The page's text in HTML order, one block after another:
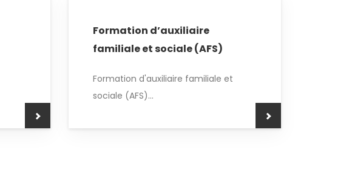
Formation d’auxiliaire
familiale et sociale (AFS)
Formation d'auxiliaire familiale et
sociale (AFS)...